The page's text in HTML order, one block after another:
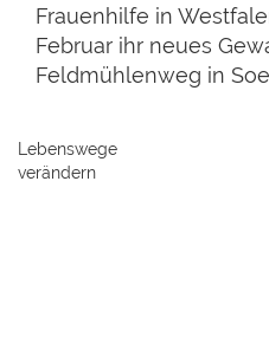
Frauenhilfe in
Februar ihr neues
Feldmühlenweg in